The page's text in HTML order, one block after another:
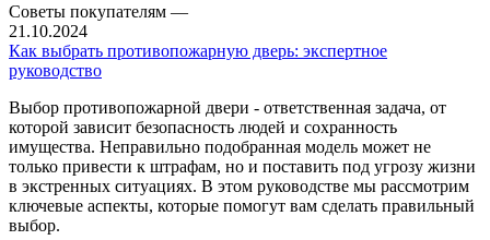
Советы покупателям —
21.10.2024
Как выбрать противопожарную дверь: экспертное
руководство
Выбор противопожарной двери - ответственная задача, от
которой зависит безопасность людей и сохранность
имущества. Неправильно подобранная модель может не
только привести к штрафам, но и поставить под угрозу жизни
в экстренных ситуациях. В этом руководстве мы рассмотрим
ключевые аспекты, которые помогут вам сделать правильный
выбор.